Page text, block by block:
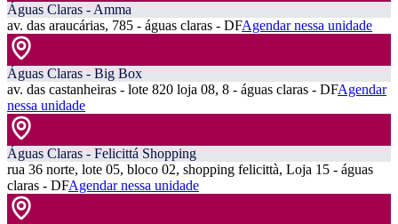
Águas Claras - Amma
av. das araucárias, 785 - águas claras - DFAgendar nessa unidade
Águas Claras - Big Box
av. das castanheiras - lote 820 loja 08, 8 - águas claras - DFAgendar
nessa unidade
Águas Claras - Felicittá Shopping
rua 36 norte, lote 05, bloco 02, shopping felicittà, Loja 15 - águas
claras - DFAgendar nessa unidade